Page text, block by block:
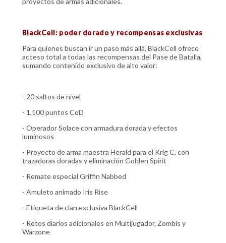
BlackCell: poder dorado y recompensas exclusivas
Para quienes buscan ir un paso más allá, BlackCell ofrece
acceso total a todas las recompensas del Pase de Batalla,
sumando contenido exclusivo de alto valor:
- 20 saltos de nivel
- 1,100 puntos CoD
- Operador Solace con armadura dorada y efectos
luminosos
- Proyecto de arma maestra Herald para el Krig C, con
trazadoras doradas y eliminación Golden Spirit
- Remate especial Griffin Nabbed
- Amuleto animado Iris Rise
- Etiqueta de clan exclusiva BlackCell
- Retos diarios adicionales en Multijugador, Zombis y
Warzone